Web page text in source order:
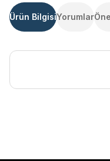
Ürün BilgisiYorumlar
Ürün resmi